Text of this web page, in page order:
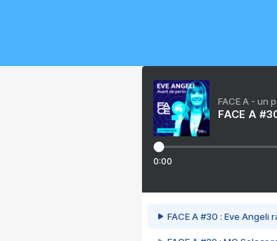
FACE A - un
FACE A
0:00
FACE A #30 : Eve